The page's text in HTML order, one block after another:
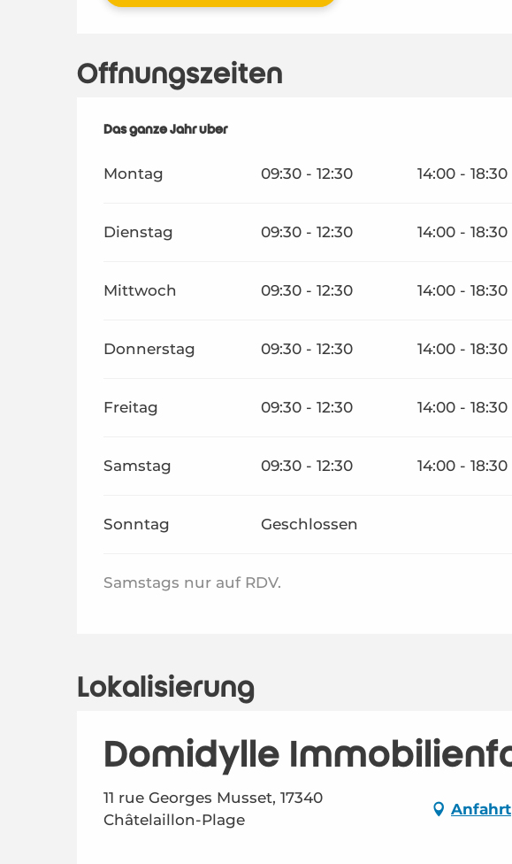
Öffnungszeiten
Das ganze Jahr über
Das ganze Jahr über
Montag 09:30 - 12:30 14:00 - 18:30
Dienstag 09:30 - 12:30 14:00 - 18:30
Mittwoch 09:30 - 12:30 14:00 - 18:30
Donnerstag 09:30 - 12:30 14:00 - 18:30
Freitag 09:30 - 12:30 14:00 - 18:30
Samstag 09:30 - 12:30 14:00 - 18:30
Sonntag Geschlossen
Samstags nur auf RDV.
Lokalisierung
Domidylle
11 rue Georges Musset, 17340
Châtelaillon-Plage
Anfahrt